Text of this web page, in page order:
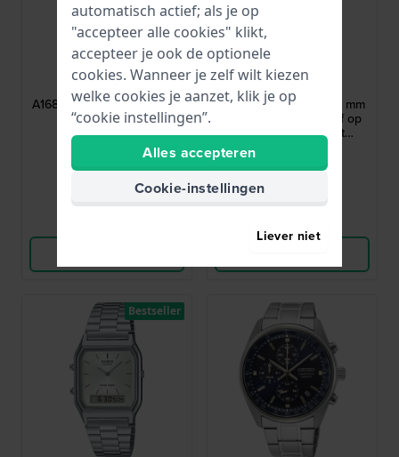
Casio
A168WA-1YES
A168 Series 36.3 mm Zilver
digitaal horloge
● Op voorraad
Casio Edifice
EQB-1300D-2AEF
EQB-1300 Series 39.5 mm
Moderne chronograaf op
zonne-energie met
smartphone koppeling
Bestseller
automatisch actief; als je op
"accepteer alle cookies" klikt,
accepteer je ook de optionele
cookies. Wanneer je zelf wilt kiezen
welke cookies je aanzet, klik je op
“cookie instellingen”.
Alles accepteren
Cookie-instellingen
Liever niet